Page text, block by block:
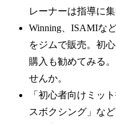
レーナーは指導に集
Winning、ISAMIな
をジムで販売。初
購入も勧めてみる
せんか。
「初心者向けミッ
スボクシング」な